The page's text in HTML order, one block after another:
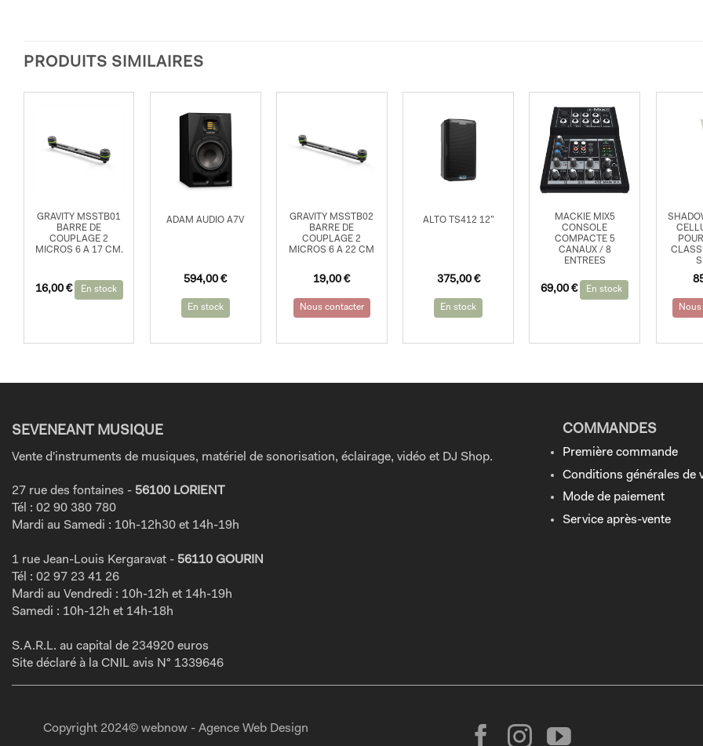
PRODUITS SIMILAIRES
GRAVITY MSSTB01
BARRE DE
COUPLAGE 2
MICROS 6 A 17 CM.
16,00 € En stock
ADAM AUDIO A7V
594,00€
En stock
GRAVITY MSSTB02
BARRE DE
COUPLAGE 2
MICROS 6 A 22 CM
19,00€
Nous contacter
ALTO TS412 12”
375,00 €
En stock
MACKIE MIX5
CONSOLE
COMPACTE 5
CANAUX / 8
ENTREES
69,00€ En stock
SEVENEANT MUSIQUE
Vente d'instruments de musiques, matériel de sonorisation, éclairage, vidéo et DJ Shop.
27 rue des fontaines - 56100 LORIENT
Tél : 02 90 380 780
Mardi au Samedi : 10h-12h30 et 14h-19h
1 rue Jean-Louis Kergaravat - 56110 GOURIN
Tél : 02 97 23 41 26
Mardi au Vendredi : 10h-12h et 14h-19h
Samedi : 10h-12h et 14h-18h
S.A.R.L. au capital de 234920 euros
Site déclaré à la CNIL avis N° 1339646
COMMANDES
Première commande
Conditions générales de
Mode de paiement
Service après-vente
Copyright 2024© webnow - Agence Web Design